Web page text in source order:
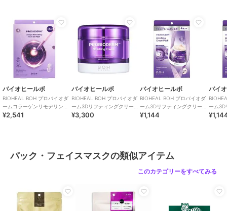
バイオヒールボ
BIOHEAL BOH プロバイオダ
ームコラーゲンリモデリング
ゲルマスク6枚セット(韓国コ
¥2,541
バイオヒールボ
BIOHEAL BOH プロバイオダ
ーム3Dリフティングクリーム
(韓国コスメ)
¥3,300
バイオヒールボ
BIOHEAL BOH プロバイオダ
ーム3Dリフティングクリーム
マスク4枚(韓国コスメ)
¥1,144
バイ
ーム3D
マスク
パック・フェイスマスクの類似アイテム
このカテゴリーをすべてみる